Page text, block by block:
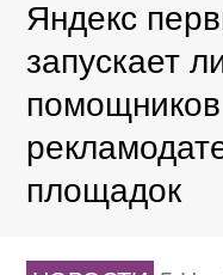
Яндекс
запускает
площадок